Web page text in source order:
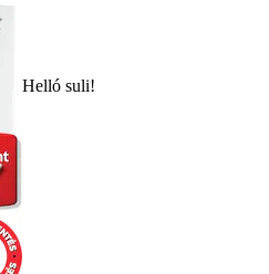
Helló suli!